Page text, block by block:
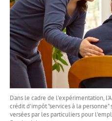
Dans le cadre de l'expérimentation,
crédit d'impôt "services à la
versées par les particuliers pour